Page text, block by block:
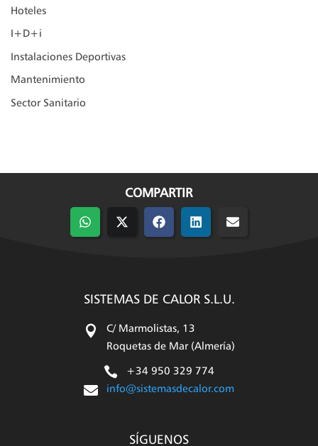
Hoteles
I+D+i
Instalaciones Deportivas
Mantenimiento
Sector Sanitario
COMPARTIR
Compartir
en
CompartirCompartir
en
Compartir
en
Compartir
SISTEMAS DE CALOR S.L.U.

C/ Marmolistas, 13
Roquetas de Mar (Almería)
 +34 950 329 774
 info@sistemasdecalor.com
SÍGUENOS